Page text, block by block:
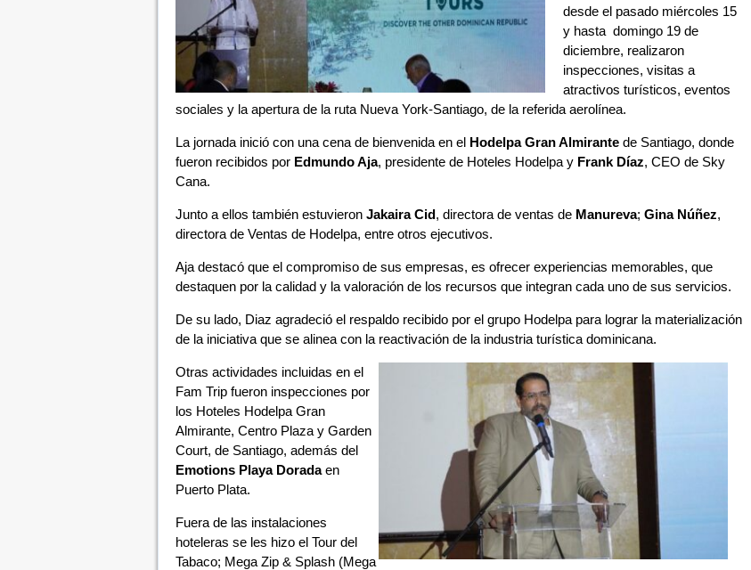
desde el pasado miércoles 15
y hasta domingo 19 de
diciembre, realizaron
inspecciones, visitas a
atractivos turísticos, eventos
sociales y la apertura de la ruta Nueva York-Santiago, de la referida aerolínea.
La jornada inició con una cena de bienvenida en el Hodelpa Gran Almirantede Santiago, donde
fueron recibidos por Edmundo Aja, presidente de Hoteles Hodelpa y Frank Díaz, CEO de Sky
Cana.
Junto a ellos también estuvieron Jakaira Cid, directora de ventas de Manureva; Gina Núñez,
directora de Ventas de Hodelpa, entre otros ejecutivos.
Aja destacó que el compromiso de sus empresas, es ofrecer experiencias memorables, que
destaquen por la calidad y la valoración de los recursos que integran cada uno de sus servicios.
De su lado, Diaz agradeció el respaldo recibido por el grupo Hodelpa para lograr la materialización
de la iniciativa que se alinea con la reactivación de la industria turística dominicana.
Otras actividades incluidas en el
Fam Trip fueron inspecciones por
los Hoteles Hodelpa Gran
Almirante, Centro Plaza y Garden
Court, de Santiago, además del
Emotions Playa Doradaen
Puerto Plata.
Fuera de las instalaciones
hoteleras se les hizo el Tour del
Tabaco; Mega Zip & Splash (Mega